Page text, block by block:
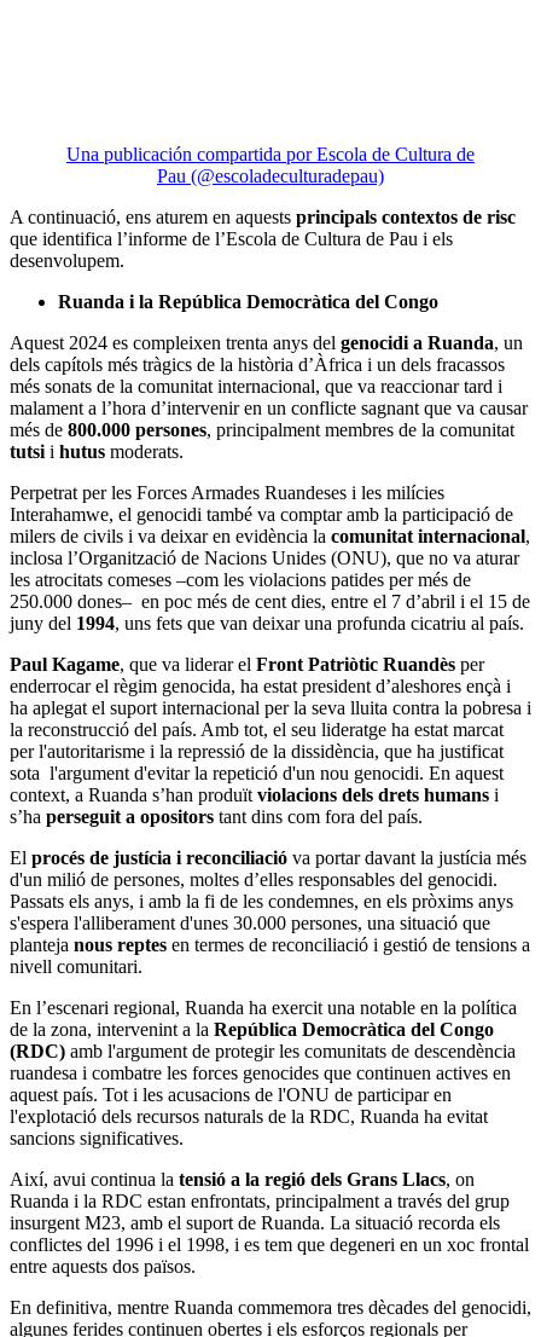
Una publicación compartida por Escola de Cultura de
Pau (@escoladeculturadepau)
A continuació, ens aturem en aquests principals contextos de risc
que identifica l’informe de l’Escola de Cultura de Pau i els
desenvolupem.
Ruanda i la República Democràtica del Congo
Aquest 2024 es compleixen trenta anys del genocidi a Ruanda, un
dels capítols més tràgics de la història d’Àfrica i un dels fracassos
més sonats de la comunitat internacional, que va reaccionar tard i
malament a l’hora d’intervenir en un conflicte sagnant que va causar
més de 800.000 persones, principalment membres de la comunitat
tutsi i hutus moderats.
Perpetrat per les Forces Armades Ruandeses i les milícies
Interahamwe, el genocidi també va comptar amb la participació de
milers de civils i va deixar en evidència la comunitat internacional,
inclosa l’Organització de Nacions Unides (ONU), que no va aturar
les atrocitats comeses –com les violacions patides per més de
250.000 dones– en poc més de cent dies, entre el 7 d’abril i el 15 de
juny del 1994, uns fets que van deixar una profunda cicatriu al país.
Paul Kagame, que va liderar el Front Patriòtic Ruandès per
enderrocar el règim genocida, ha estat president d’aleshores ençà i
ha aplegat el suport internacional per la seva lluita contra la pobresa i
la reconstrucció del país. Amb tot, el seu lideratge ha estat marcat
per l'autoritarisme i la repressió de la dissidència, que ha justificat
sota l'argument d'evitar la repetició d'un nou genocidi. En aquest
context, a Ruanda s’han produït violacions dels drets humans i
s’ha perseguit a opositors tant dins com fora del país.
El procés de justícia i reconciliació va portar davant la justícia més
d'un milió de persones, moltes d’elles responsables del genocidi.
Passats els anys, i amb la fi de les condemnes, en els pròxims anys
s'espera l'alliberament d'unes 30.000 persones, una situació que
planteja nous reptes en termes de reconciliació i gestió de tensions a
nivell comunitari.
En l’escenari regional, Ruanda ha exercit una notable en la política
de la zona, intervenint a la República Democràtica del Congo
(RDC) amb l'argument de protegir les comunitats de descendència
ruandesa i combatre les forces genocides que continuen actives en
aquest país. Tot i les acusacions de l'ONU de participar en
l'explotació dels recursos naturals de la RDC, Ruanda ha evitat
sancions significatives.
Així, avui continua la tensió a la regió dels Grans Llacs, on
Ruanda i la RDC estan enfrontats, principalment a través del grup
insurgent M23, amb el suport de Ruanda. La situació recorda els
conflictes del 1996 i el 1998, i es tem que degeneri en un xoc frontal
entre aquests dos països.
En definitiva, mentre Ruanda commemora tres dècades del genocidi,
algunes ferides continuen obertes i els esforços regionals per